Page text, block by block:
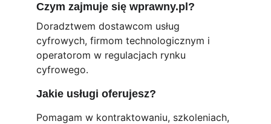
Czym zajmuje się wprawny.pl?
Doradztwem dostawcom usług
cyfrowych, firmom technologicznym i
operatorom w regulacjach rynku
cyfrowego.
Jakie usługi oferujesz?
Pomagam w kontraktowaniu, szkoleniach,